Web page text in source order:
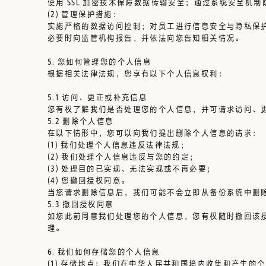
使用 SSL 加密技术保障数据传输安全；通过系统安全机制
(2) 管理保护措施：
实施严格的数据访问控制；对员工进行信息安全与隐私
必要时向监管机构报告，并依法向您告知相关情况。
5. 您如何管理您的个人信息
根据相关法律法规，您享有以下个人信息权利：
5.1 访问、更正或补充信息
您有权了解我们是否处理您的个人信息，并可请求访问、
5.2 删除个人信息
在以下情形中，您可以向我们提出删除个人信息的请求：
(1) 我们处理个人信息违反法律法规；
(2) 我们处理个人信息违反与您的约定；
(3) 处理目的已实现、无法实现或不再必要；
(4) 您撤回授权同意。
当您请求删除信息后，我们可能不会立即从备份系统中
5.3 撤回授权同意
如您此前同意我们处理您的个人信息，您有权随时撤回
理。
6. 我们如何存储您的个人信息
(1)存储地点：我们在中华人民共和国境内收集和产生的